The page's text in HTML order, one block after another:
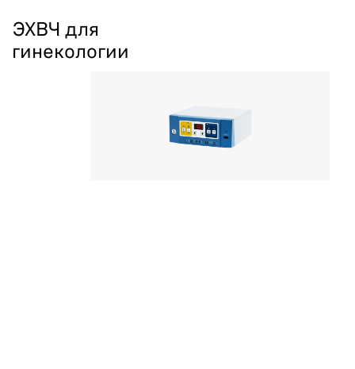
ЭХВЧ для
гинекологии